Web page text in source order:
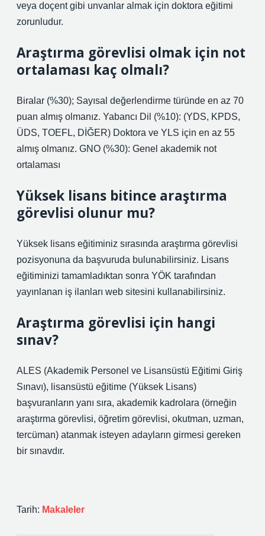
veya doçent gibi unvanlar almak için doktora eğitimi
zorunludur.
Araştırma görevlisi olmak için not
ortalaması kaç olmalı?
Biralar (%30); Sayısal değerlendirme türünde en az 70
puan almış olmanız. Yabancı Dil (%10): (YDS, KPDS,
ÜDS, TOEFL, DİĞER) Doktora ve YLS için en az 55
almış olmanız. GNO (%30): Genel akademik not
ortalaması
Yüksek lisans bitince araştırma
görevlisi olunur mu?
Yüksek lisans eğitiminiz sırasında araştırma görevlisi
pozisyonuna da başvuruda bulunabilirsiniz. Lisans
eğitiminizi tamamladıktan sonra YÖK tarafından
yayınlanan iş ilanları web sitesini kullanabilirsiniz.
Araştırma görevlisi için hangi
sınav?
ALES (Akademik Personel ve Lisansüstü Eğitimi Giriş
Sınavı), lisansüstü eğitime (Yüksek Lisans)
başvuranların yanı sıra, akademik kadrolara (örneğin
araştırma görevlisi, öğretim görevlisi, okutman, uzman,
tercüman) atanmak isteyen adayların girmesi gereken
bir sınavdır.
Tarih: Makaleler